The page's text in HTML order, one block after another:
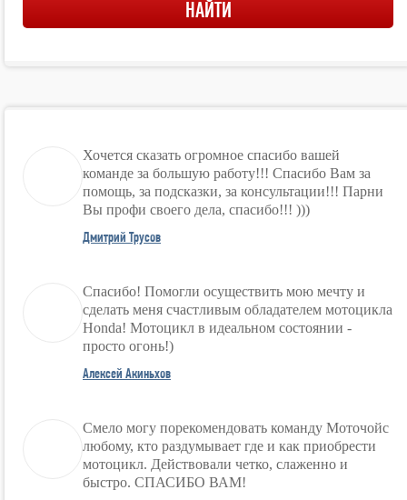
Хочется сказать огромное спасибо вашей
команде за большую работу!!! Спасибо Вам за
помощь, за подсказки, за консультации!!! Парни
Вы профи своего дела, спасибо!!! )))
Дмитрий Трусов
Спасибо! Помогли осуществить мою мечту и
сделать меня счастливым обладателем мотоцикла
Honda! Мотоцикл в идеальном состоянии -
просто огонь!)
Алексей Акиньхов
Смело могу порекомендовать команду Моточойс
любому, кто раздумывает где и как приобрести
мотоцикл. Действовали четко, слаженно и
быстро. СПАСИБО ВАМ!